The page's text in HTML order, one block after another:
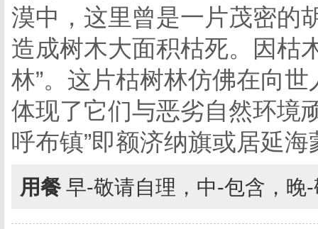
漠中，这里曾是一片茂密的
造成树木大面积枯死。因枯
林”。这片枯树林仿佛在向
体现了它们与恶劣自然环境
呼布镇”即额济纳旗或居延
用餐 早-敬请自理，中-包含，晚